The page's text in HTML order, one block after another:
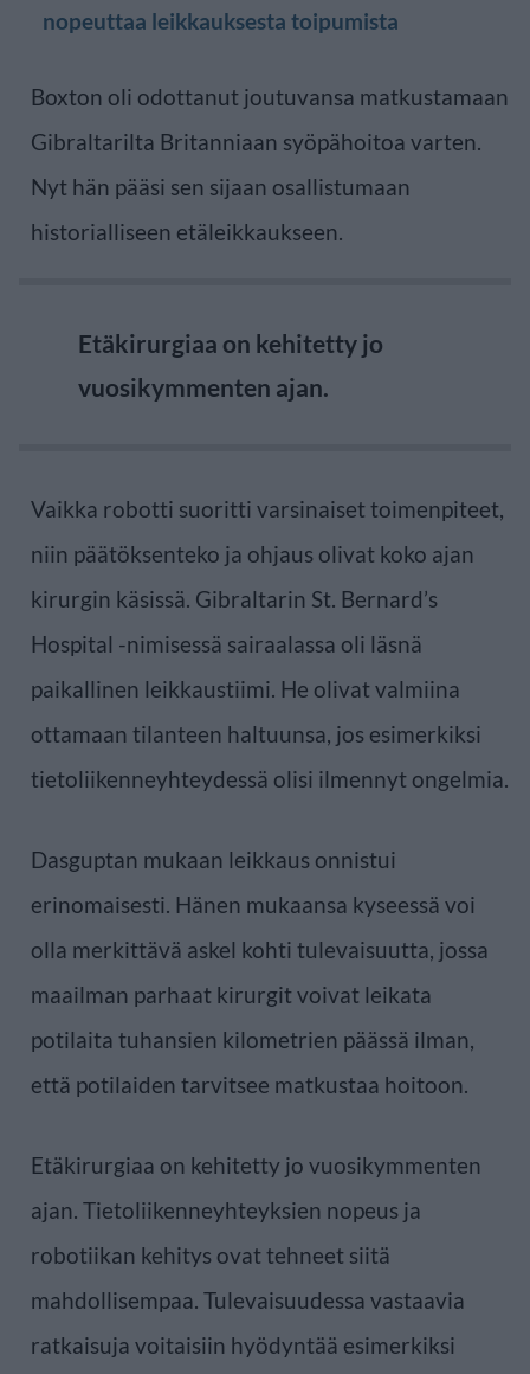
nopeuttaa leikkauksesta toipumista
Boxton oli odottanut joutuvansa matkustamaan
Gibraltarilta Britanniaan syöpähoitoa varten.
Nyt hän pääsi sen sijaan osallistumaan
historialliseen etäleikkaukseen.
Etäkirurgiaa on kehitetty jo
vuosikymmenten ajan.
Vaikka robotti suoritti varsinaiset toimenpiteet,
niin päätöksenteko ja ohjaus olivat koko ajan
kirurgin käsissä. Gibraltarin St. Bernard’s
Hospital -nimisessä sairaalassa oli läsnä
paikallinen leikkaustiimi. He olivat valmiina
ottamaan tilanteen haltuunsa, jos esimerkiksi
tietoliikenneyhteydessä olisi ilmennyt ongelmia.
Dasguptan mukaan leikkaus onnistui
erinomaisesti. Hänen mukaansa kyseessä voi
olla merkittävä askel kohti tulevaisuutta, jossa
maailman parhaat kirurgit voivat leikata
potilaita tuhansien kilometrien päässä ilman,
että potilaiden tarvitsee matkustaa hoitoon.
Etäkirurgiaa on kehitetty jo vuosikymmenten
ajan. Tietoliikenneyhteyksien nopeus ja
robotiikan kehitys ovat tehneet siitä
mahdollisempaa. Tulevaisuudessa vastaavia
ratkaisuja voitaisiin hyödyntää esimerkiksi